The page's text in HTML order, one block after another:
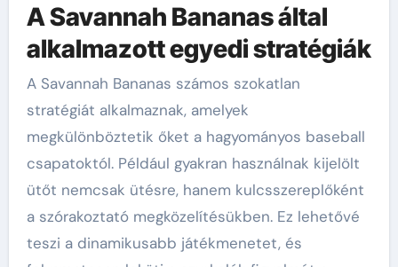
A Savannah Bananas által
alkalmazott egyedi stratégiák
A Savannah Bananas számos szokatlan
stratégiát alkalmaznak, amelyek
megkülönböztetik őket a hagyományos baseball
csapatoktól. Például gyakran használnak kijelölt
ütőt nemcsak ütésre, hanem kulcsszereplőként
a szórakoztató megközelítésükben. Ez lehetővé
teszi a dinamikusabb játékmenetet, és